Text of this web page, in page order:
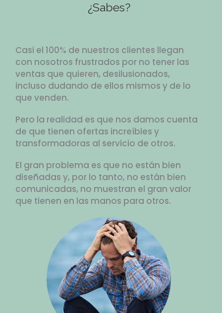
¿Sabes?
Casi el 100% de nuestros clientes llegan
con nosotros frustrados por no tener las
ventas que quieren, desilusionados,
incluso dudando de ellos mismos y de lo
que venden.
Pero la realidad es que nos damos cuenta
de que tienen ofertas increíbles y
transformadoras al servicio de otros.
El gran problema es que no están bien
diseñadas y, por lo tanto, no están bien
comunicadas, no muestran el gran valor
que tienen en las manos para otros.